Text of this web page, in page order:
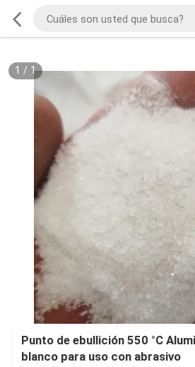
1 / 1
Punto de ebullición 550 °C
blanco para uso con abrasivo